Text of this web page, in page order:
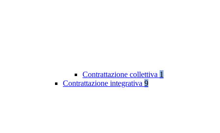
Contrattazione collettiva 1
Contrattazione integrativa 9